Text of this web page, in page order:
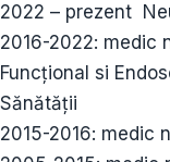
2022 – prezent
2016-2022: medic
Funcțional si
Sănătății
2015-2016: medic